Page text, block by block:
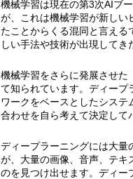
機械学習は現在の第3次AIブ
が、これは機械学習が新しい
たことからくる混同と言え
しい手法や技術が出現してき
機械学習をさらに発展させた
て知られています。ディープ
ワークをベースとしたシス
合わせを自ら考えて決定して
ディープラーニングには大量
が、大量の画像、音声、テキ
のを見つけ出せます。ディー